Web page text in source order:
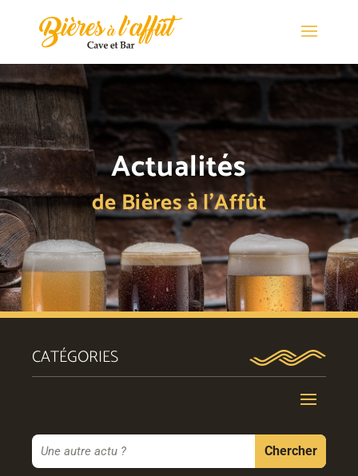
Actualités
de Bières à l’Affût
CATÉGORIES